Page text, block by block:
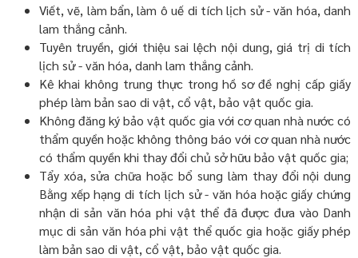
Viết, vẽ, làm bẩn, làm ô uế di tích lịch sử - văn hóa, danh
lam thắng cảnh.
Tuyên truyền, giới thiệu sai lệch nội dung, giá trị di tích
lịch sử - văn hóa, danh lam thắng cảnh.
Kê khai không trung thực trong hồ sơ đề nghị cấp giấy
phép làm bản sao di vật, cổ vật, bảo vật quốc gia.
Không đăng ký bảo vật quốc gia với cơ quan nhà nước có
thẩm quyền hoặc không thông báo với cơ quan nhà nước
có thẩm quyền khi thay đổi chủ sở hữu bảo vật quốc gia;
Tẩy xóa, sửa chữa hoặc bổ sung làm thay đổi nội dung
Bằng xếp hạng di tích lịch sử - văn hóa hoặc giấy chứng
nhận di sản văn hóa phi vật thể đã được đưa vào Danh
mục di sản văn hóa phi vật thể quốc gia hoặc giấy phép
làm bản sao di vật, cổ vật, bảo vật quốc gia.